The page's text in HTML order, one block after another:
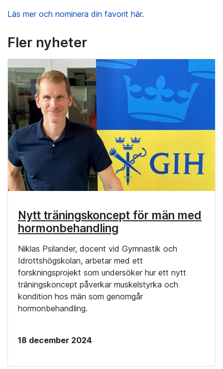
Läs mer och nominera din favorit här.
Fler nyheter
Nytt träningskoncept för män med
hormonbehandling
Niklas Psilander, docent vid Gymnastik och
Idrottshögskolan, arbetar med ett
forskningsprojekt som undersöker hur ett nytt
träningskoncept påverkar muskelstyrka och
kondition hos män som genomgår
hormonbehandling.
18 december 2024